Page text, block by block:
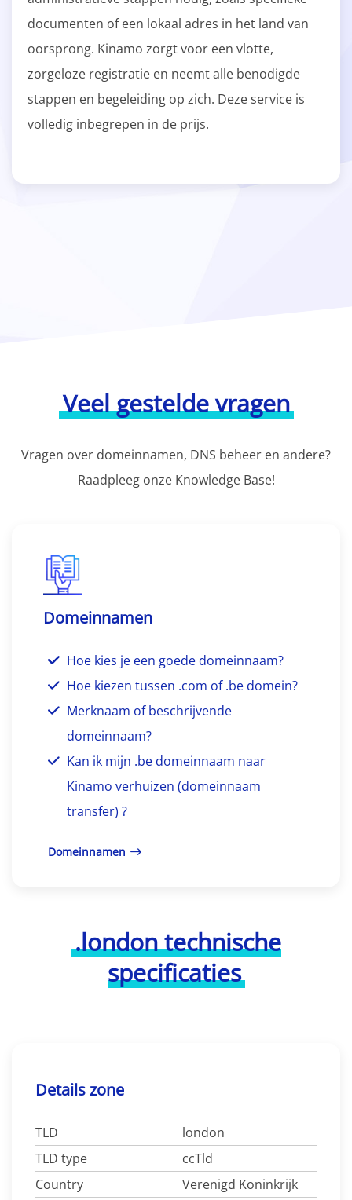
documenten of een lokaal adres in het land van
oorsprong. Kinamo zorgt voor een vlotte,
zorgeloze registratie en neemt alle benodigde
stappen en begeleiding op zich. Deze service is
volledig inbegrepen in de prijs.
Veel gestelde vragen
Vragen over domeinnamen, DNS beheer en andere?
Raadpleeg onze Knowledge Base!
Domeinnamen
Hoe kies je een goede domeinnaam?
Hoe kiezen tussen .com of .be domein?
Merknaam of beschrijvende
domeinnaam?
Kan ik mijn .be domeinnaam naar
Kinamo verhuizen (domeinnaam
transfer) ?
Domeinnamen
.london technische
specificaties
Details zone
TLD
london
TLD type
ccTld
Country
Verenigd Koninkrijk